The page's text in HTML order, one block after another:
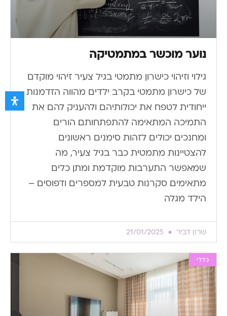
נוער מוכשר במתמטיקה
גילוי וזיהוי כישרון מתמטי בגיל צעיר זיהוי מוקדם
של כישרון מתמטי בקרב ילדים מהווה הזדמנות
ייחודית לטפח את יכולותיהם ולהעניק להם את
התמיכה המתאימה להתפתחותם. הורים
ומחנכים יכולים לזהות סימנים ראשונים
להצטיינות מתמטית כבר בגיל צעיר, מה
שמאפשר התערבות מוקדמת ומתן כלים
מתאימים. סקרנות טבעית למספרים ודפוסים –
הילד מגלה
שרון דביר
כללי